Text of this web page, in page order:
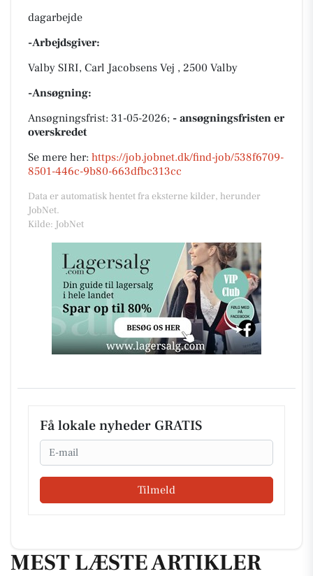
dagarbejde
-Arbejdsgiver:
Valby SIRI, Carl Jacobsens Vej , 2500 Valby
-Ansøgning:
Ansøgningsfrist: 31-05-2026; - ansøgningsfristen er
overskredet
Se mere her: https://job.jobnet.dk/find-job/538f6709-
8501-446c-9b80-663dfbc313cc
Data er automatisk hentet fra eksterne kilder, herunder
JobNet.
Kilde: JobNet
Få lokale nyheder GRATIS
Email
Tilmeld
MEST LÆSTE ARTIKLER